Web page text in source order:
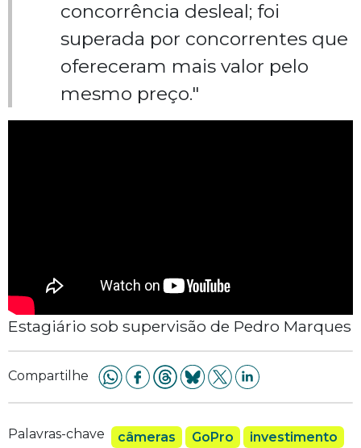
concorrência desleal; foi
superada por concorrentes que
ofereceram mais valor pelo
mesmo preço."
Estagiário sob supervisão de Pedro Marques
Compartilhe
Palavras-chave câmeras GoPro
investimento